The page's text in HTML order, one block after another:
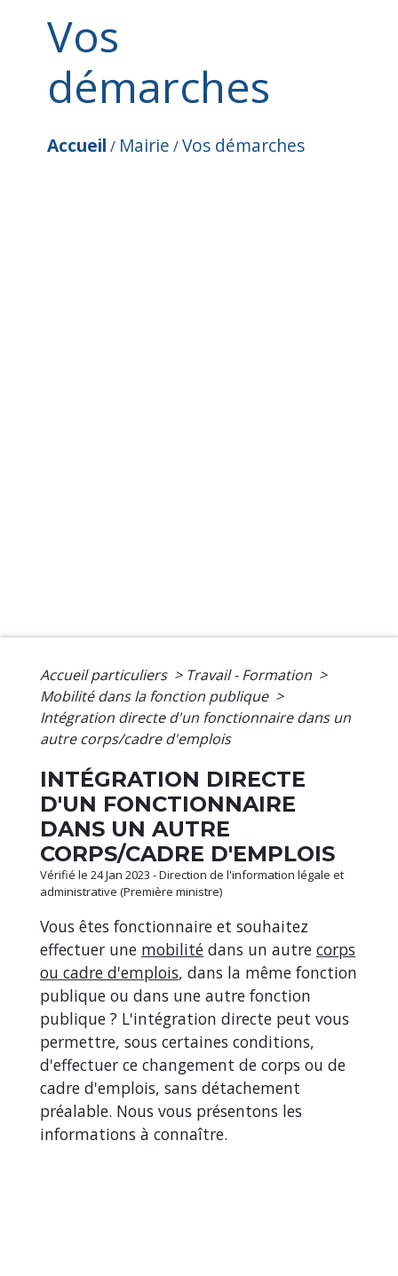
Vos
démarches
Accueil / Mairie /Vos démarches
Accueil particuliers > Travail - Formation >
Mobilité dans la fonction publique >
Intégration directe d'un fonctionnaire dans un
autre corps/cadre d'emplois
INTÉGRATION DIRECTE
D'UN FONCTIONNAIRE
DANS UN AUTRE
CORPS/CADRE D'EMPLOIS
Vérifié le 24 Jan 2023 - Direction de l'information légale et
administrative (Première ministre)
Vous êtes fonctionnaire et souhaitez
effectuer une mobilité dans un autre corps
ou cadre d'emplois, dans la même fonction
publique ou dans une autre fonction
publique ? L'intégration directe peut vous
permettre, sous certaines conditions,
d'effectuer ce changement de corps ou de
cadre d'emplois, sans détachement
préalable. Nous vous présentons les
informations à connaître.